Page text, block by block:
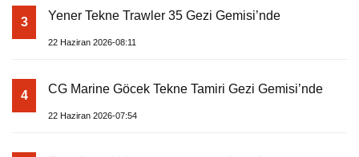
3 Yener Tekne Trawler 35 Gezi Gemisi’nde
22 Haziran 2026-08:11
4 CG Marine Göcek Tekne Tamiri Gezi Gemisi’nde
22 Haziran 2026-07:54